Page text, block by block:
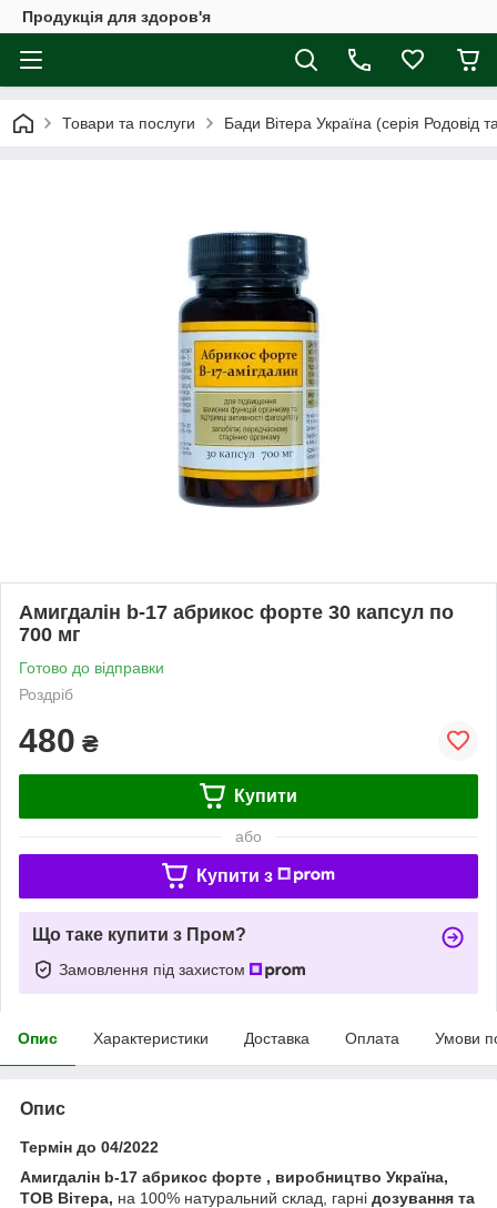
Продукція для здоров'я
Товари та послуги Бади Вітера Україна (серія Родовід
Амигдалін b-17 абрикос форте 30 капсул по
700 мг
Готово до відправки
Роздріб
480 ₴
Купити
або
Купити з
Що таке купити з Пром?
Замовлення під захистом
Опис Характеристики Доставка Оплата Умови
Опис
Термін до 04/2022
Амигдалін b-17 абрикос форте , виробництво Україна,
ТОВ Вітера, на 100% натуральний склад, гарні дозування та